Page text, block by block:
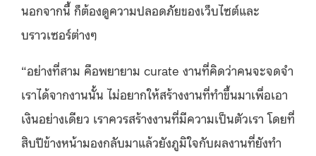
นอกจากนี้ ก็ต้องดูความปลอดภัยของเว็บไซต์และ
บราวเซอร์ต่างๆ
“อย่างที่สาม คือพยายาม curate งานที่คิดว่าคนจะจดจำ
เราได้จากงานนั้น ไม่อยากให้สร้างงานที่ทำขึ้นมาเพื่อเอา
เงินอย่างเดียว เราควรสร้างงานที่มีความเป็นตัวเรา โดยที่
สิบปีข้างหน้ามองกลับมาแล้วยังภูมิใจกับผลงานที่ยังทำ